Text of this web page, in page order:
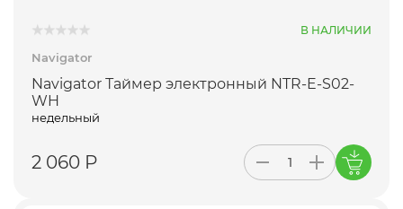
В НАЛИЧИИ
Navigator
Navigator Таймер электронный NTR-E-S02-
WH
недельный
2 060 Р